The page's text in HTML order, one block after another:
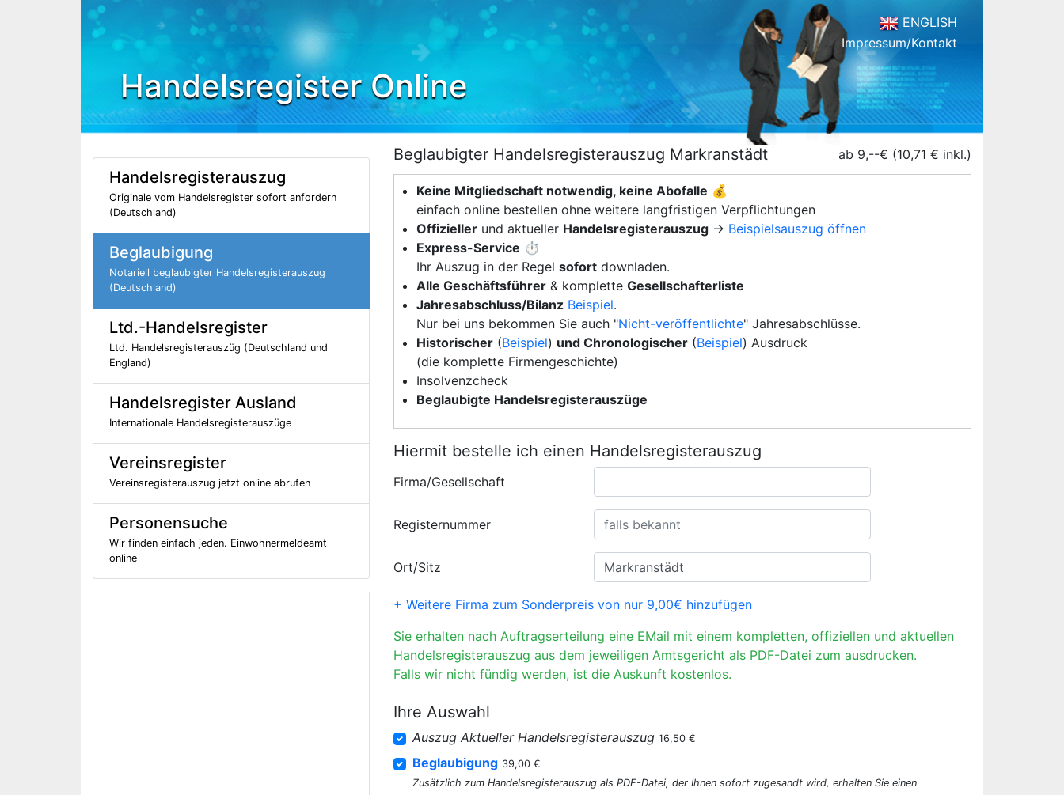
Handelsregister Online
ENGLISH
Impressum/Kontakt
Handelsregisterauszug
Originale vom Handelsregister sofort anfordern
(Deutschland)
Beglaubigung
Notariell beglaubigter Handelsregisterauszug
(Deutschland)
Ltd.-Handelsregister
Ltd. Handelsregisterauszüg (Deutschland und
England)
Handelsregister Ausland
Internationale Handelsregisterauszüge
Vereinsregister
Vereinsregisterauszug jetzt online abrufen
Personensuche
Wir finden einfach jeden. Einwohnermeldeamt
online
Beglaubigter Handelsregisterauszug Markranstädt ab 9,--€ (10,71 € inkl.)
Keine Mitgliedschaft notwendig, keine Abofalle 💰
einfach online bestellen ohne weitere langfristigen Verpflichtungen
Offizieller und aktueller Handelsregisterauszug → Beispielsauszug öffnen
Express-Service ⏱️
Ihr Auszug in der Regel sofort downladen.
Alle Geschäftsführer & komplette Gesellschafterliste
Jahresabschluss/Bilanz Beispiel.
Nur bei uns bekommen Sie auch "Nicht-veröffentlichte" Jahresabschlüsse.
Historischer (Beispiel) und Chronologischer (Beispiel) Ausdruck
(die komplette Firmengeschichte)
Insolvenzcheck
Beglaubigte Handelsregisterauszüge
Hiermit bestelle ich einen Handelsregisterauszug
Firma/Gesellschaft
Registernummer
Ort/Sitz
+ Weitere Firma zum Sonderpreis von nur 9,00€ hinzufügen
Sie erhalten nach Auftragserteilung eine EMail mit einem kompletten, offiziellen und aktuellen
Handelsregisterauszug aus dem jeweiligen Amtsgericht als PDF-Datei zum ausdrucken.
Falls wir nicht fündig werden, ist die Auskunft kostenlos.
Ihre Auswahl
Auszug Aktueller Handelsregisterauszug 16,50 €
Beglaubigung 39,00 €
Zusätzlich zum Handelsregisterauszug als PDF-Datei, der Ihnen sofort zugesandt wird, erhalten Sie einen